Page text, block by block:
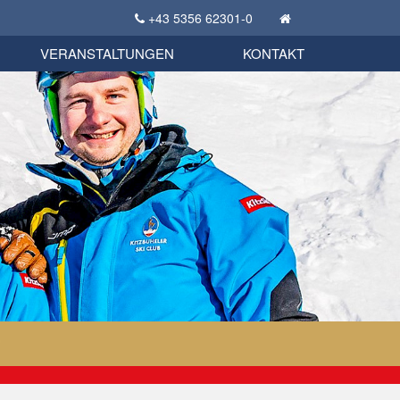
+43 5356 62301-0
KSC Sportgeschichte
Bekleidungsshop
VERANSTALTUNGEN KONTAKT